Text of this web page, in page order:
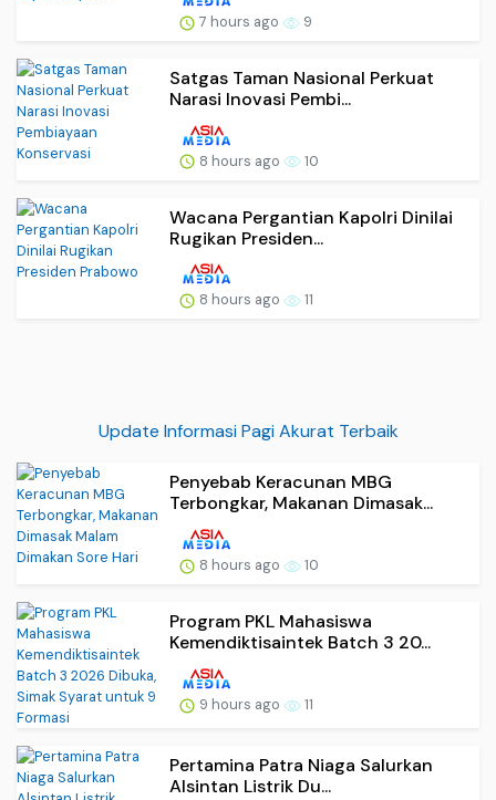
7 hours ago 9
Satgas Taman Nasional Perkuat
Narasi Inovasi Pembi...
8 hours ago 10
Wacana Pergantian Kapolri Dinilai
Rugikan Presiden...
8 hours ago 11
Update Informasi Pagi Akurat Terbaik
Penyebab Keracunan MBG
Terbongkar, Makanan Dimasak...
8 hours ago 10
Program PKL Mahasiswa
Kemendiktisaintek Batch 3 20...
9 hours ago 11
Pertamina Patra Niaga Salurkan
Alsintan Listrik Du...